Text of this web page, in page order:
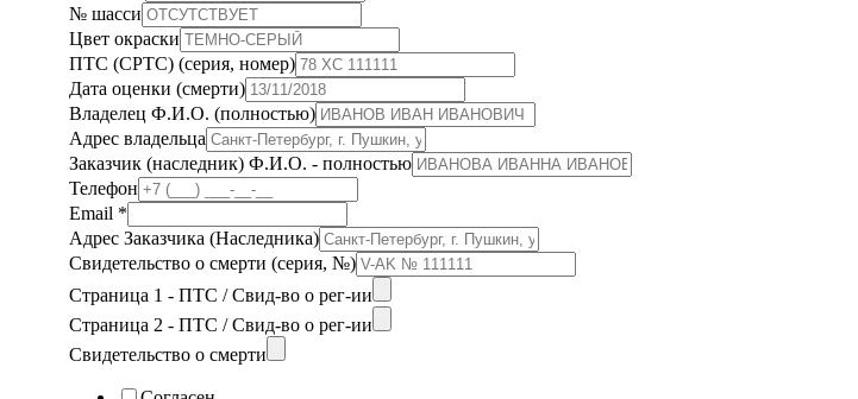
№ шасси
Цвет окраски
ПТС (СРТС) (серия, номер)
Дата оценки (смерти)
Владелец Ф.И.О. (полностью)
Адрес владельца
Заказчик (наследник) Ф.И.О. - полностью
Телефон
Email *
Адрес Заказчика (Наследника)
Свидетельство о смерти (серия, №)
Страница 1 - ПТС / Свид-во о рег-ии
Страница 2 - ПТС / Свид-во о рег-ии
Свидетельство о смерти